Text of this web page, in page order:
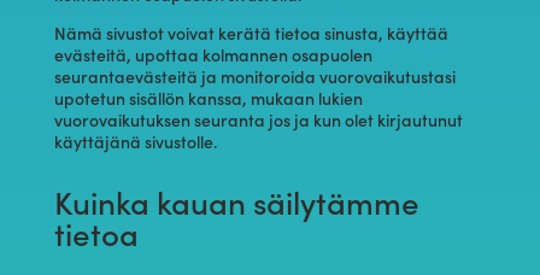
Nämä sivustot voivat kerätä tietoa sinusta, käyttää
evästeitä, upottaa kolmannen osapuolen
seurantaevästeitä ja monitoroida vuorovaikutustasi
upotetun sisällön kanssa, mukaan lukien
vuorovaikutuksen seuranta jos ja kun olet kirjautunut
käyttäjänä sivustolle.
Kuinka kauan säilytämme
tietoa